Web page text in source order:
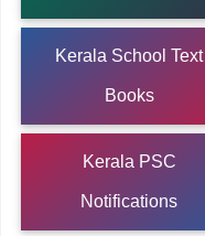
Kerala School Text
Books
Kerala PSC
Notifications